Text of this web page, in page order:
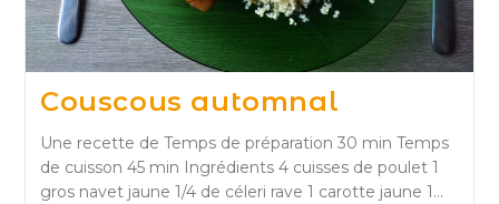
Couscous automnal
Une recette de Temps de préparation 30 min Temps
de cuisson 45 min Ingrédients 4 cuisses de poulet 1
gros navet jaune 1/4 de céleri rave 1 carotte jaune 1…